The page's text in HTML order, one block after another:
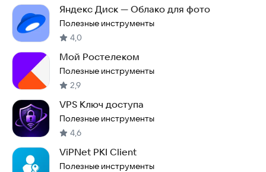
Яндекс Диск — Облако для фото
Полезные инструменты
4,0
Мой Ростелеком
Полезные инструменты
2,9
VPS Ключ доступа
Полезные инструменты
4,6
ViPNet PKI Client
Полезные инструменты